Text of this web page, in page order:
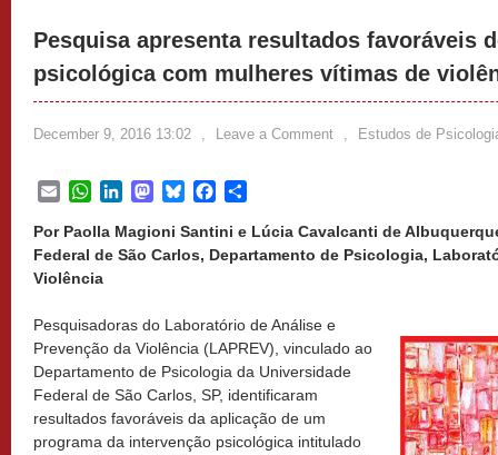
Pesquisa apresenta resultados favoráveis
psicológica com mulheres vítimas de
December 9, 2016 13:02 , Leave a Comment , Estudos de
EmailWhatsApp
LinkedInMastodon
BlueskyFacebook
Por Paolla Magioni Santini e Lúcia Cavalcanti de
Federal de São Carlos, Departamento de Psicologia,
Violência
Pesquisadoras do Laboratório de Análise e
Prevenção da Violência (LAPREV), vinculado ao
Departamento de Psicologia da Universidade
Federal de São Carlos, SP, identificaram
resultados favoráveis da aplicação de um
programa da intervenção psicológica intitulado